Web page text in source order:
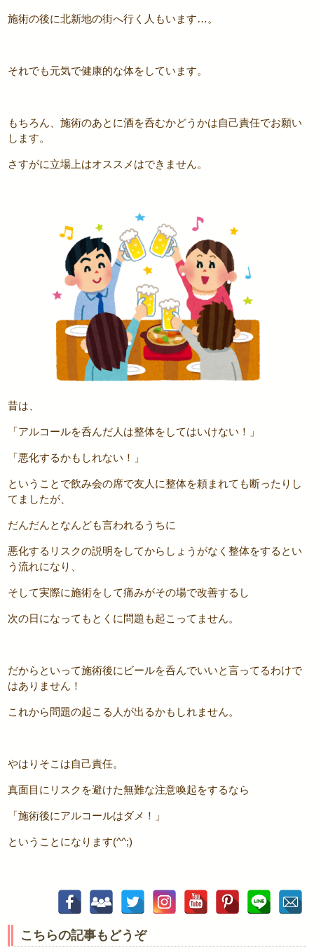
施術の後に北新地の街へ行く人もいます…。
それでも元気で健康的な体をしています。
もちろん、施術のあとに酒を呑むかどうかは自己責任でお願い
します。
さすがに立場上はオススメはできません。
昔は、
「アルコールを呑んだ人は整体をしてはいけない！」
「悪化するかもしれない！」
ということで飲み会の席で友人に整体を頼まれても断ったりし
てましたが、
だんだんとなんども言われるうちに
悪化するリスクの説明をしてからしょうがなく整体をするとい
う流れになり、
そして実際に施術をして痛みがその場で改善するし
次の日になってもとくに問題も起こってません。
だからといって施術後にビールを呑んでいいと言ってるわけで
はありません！
これから問題の起こる人が出るかもしれません。
やはりそこは自己責任。
真面目にリスクを避けた無難な注意喚起をするなら
「施術後にアルコールはダメ！」
ということになります(^^;)
こちらの記事もどうぞ